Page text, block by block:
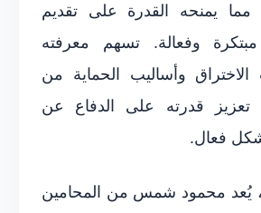
مما يمنحه القدرة على تقديم
وفعالة. تسهم معرفته
الاختراق وأساليب الحماية من
تعزيز قدرته على الدفاع عن
فعال.
يُعد محمود شمس من المحامين